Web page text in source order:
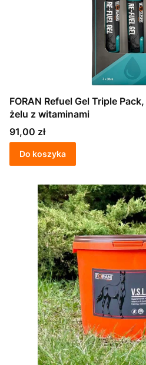
FORAN Refuel Gel Triple
żelu z witaminami
Cena
91,00 zł
Do koszyka